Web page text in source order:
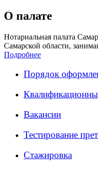
О палате
Нотариальная палата
Самарской области,
Подробнее
Порядок
Вакансии
Тестирование
Стажировка